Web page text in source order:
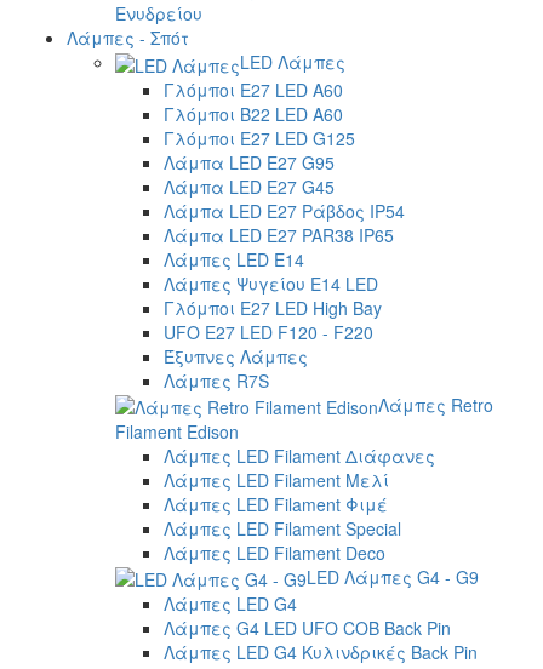
Ενυδρείου
Λάμπες - Σπότ
LED Λάμπες
Γλόμποι E27 LED A60
Γλόμποι B22 LED A60
Γλόμποι E27 LED G125
Λάμπα LED E27 G95
Λάμπα LED E27 G45
Λάμπα LED E27 Ράβδος IP54
Λάμπα LED E27 PAR38 IP65
Λάμπες LED E14
Λάμπες Ψυγείου E14 LED
Γλόμποι E27 LED High Bay
UFO E27 LED F120 - F220
Έξυπνες Λάμπες
Λάμπες R7S
Λάμπες Retro
Filament Edison
Λάμπες LED Filament Διάφανες
Λάμπες LED Filament Μελί
Λάμπες LED Filament Φιμέ
Λάμπες LED Filament Special
Λάμπες LED Filament Deco
LED Λάμπες G4 - G9
Λάμπες LED G4
Λάμπες G4 LED UFO COB Back Pin
Λάμπες LED G4 Κυλινδρικές Back Pin